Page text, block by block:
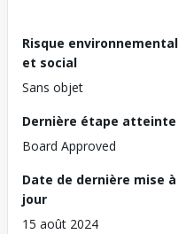
Risque environnemental
et social
Sans objet
Dernière étape atteinte
Board Approved
Date de dernière mise à
jour
15 août 2024